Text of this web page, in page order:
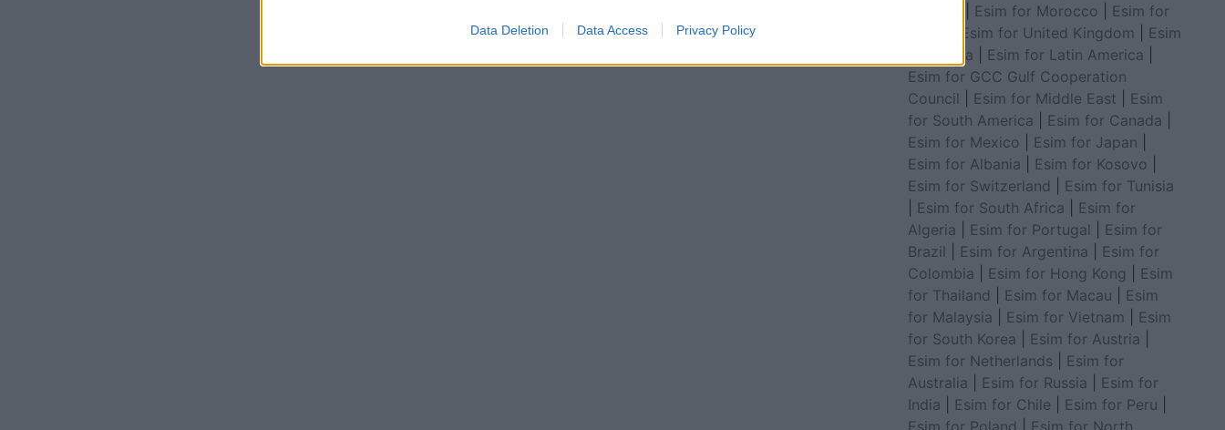
Data Deletion Data Access Privacy Policy
Esim for Morocco
Esim for
Esim for United Kingdom
Esim
for Africa
Esim for Latin America
Esim for GCC Gulf Cooperation
Council
Esim for Middle East
Esim
for South America
Esim for Canada
Esim for Mexico
Esim for Japan
Esim for Albania
Esim for Kosovo
Esim for Switzerland
Esim for Tunisia
Esim for South Africa
Esim for
Algeria
Esim for Portugal
Esim for
Brazil
Esim for Argentina
Esim for
Colombia
Esim for Hong Kong
Esim
for Thailand
Esim for Macau
Esim
for Malaysia
Esim for Vietnam
Esim
for South Korea
Esim for Austria
Esim for Netherlands
Esim for
Australia
Esim for Russia
Esim for
India
Esim for Chile Esim for Peru
Esim for Poland
Esim for North